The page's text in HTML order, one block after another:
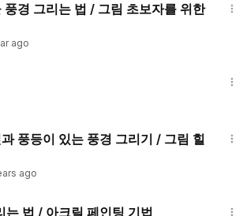
풍경 그리는 법 / 그림 초보자를 위한
ago
풍등이 있는 풍경 그리기 / 그림 힐
ago
는 법 / 아크릴 페인팅 기법